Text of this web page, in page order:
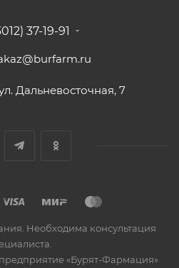
37-19-91
Дальневосточная, 7
Необходима консультация
«Бурят-Фармация»